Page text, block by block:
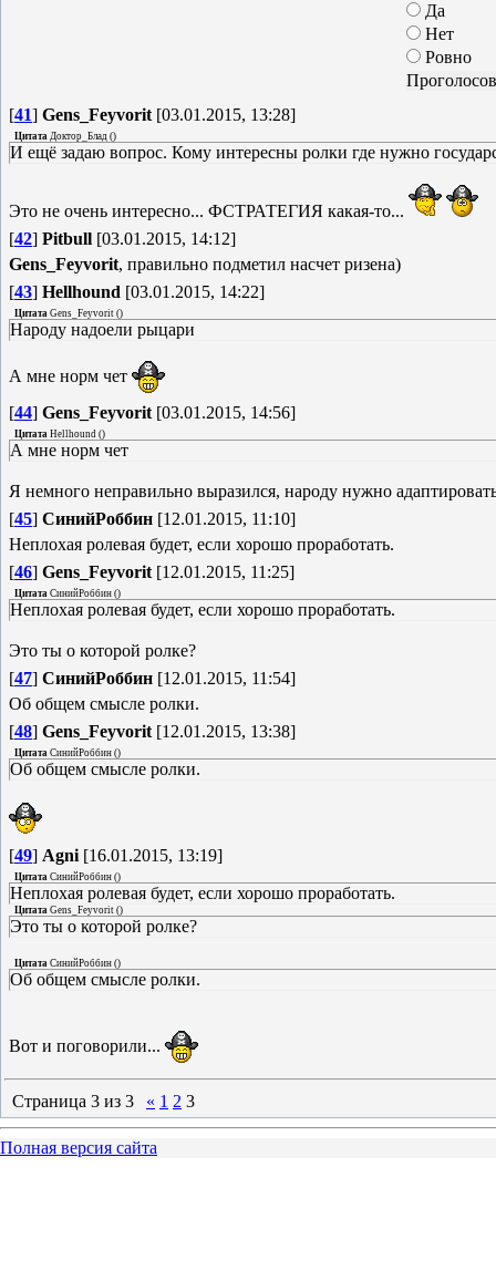
Да
Нет
Ровно
[41] Gens_Feyvorit [03.01.2015, 13:28]
Цитата Доктор_Блад ()
И ещё задаю вопрос. Кому интересны ролки где нужно
Это не очень интересно... ФСТРАТЕГИЯ какая-то...
[42] Pitbull [03.01.2015, 14:12]
Gens_Feyvorit, правильно подметил насчет ризена)
[43] Hellhound [03.01.2015, 14:22]
Цитата Gens_Feyvorit ()
Народу надоели рыцари
А мне норм чет
[44] Gens_Feyvorit [03.01.2015, 14:56]
Цитата Hellhound ()
А мне норм чет
Я немного неправильно выразился, народу нужно
[45] СинийРоббин [12.01.2015, 11:10]
Неплохая ролевая будет, если хорошо проработать.
[46] Gens_Feyvorit [12.01.2015, 11:25]
Цитата СинийРоббин ()
Неплохая ролевая будет, если хорошо проработать.
Это ты о которой ролке?
[47] СинийРоббин [12.01.2015, 11:54]
Об общем смысле ролки.
[48] Gens_Feyvorit [12.01.2015, 13:38]
Цитата СинийРоббин ()
Об общем смысле ролки.
[49] Agni [16.01.2015, 13:19]
Цитата СинийРоббин ()
Неплохая ролевая будет, если хорошо проработать.
Цитата Gens_Feyvorit ()
Это ты о которой ролке?
Цитата СинийРоббин ()
Об общем смысле ролки.
Вот и поговорили...
Страница 3 из 3 « 1 2 3
Полная версия сайта